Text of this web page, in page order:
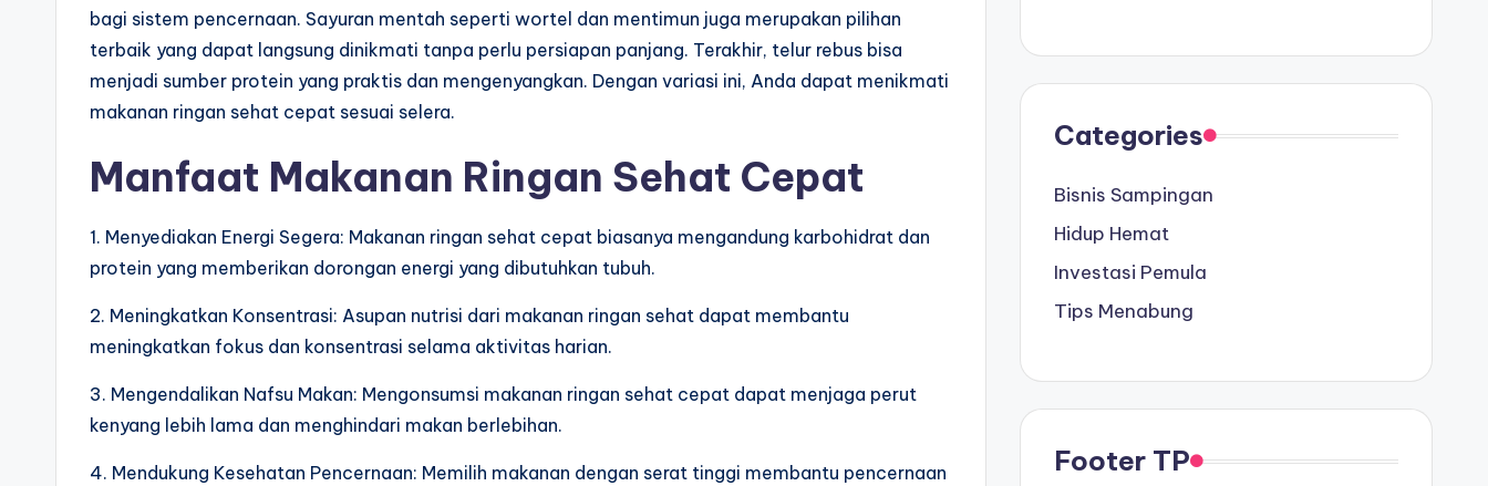
bagi sistem pencernaan. Sayuran mentah seperti wortel dan mentimun juga merupakan pilihan
terbaik yang dapat langsung dinikmati tanpa perlu persiapan panjang. Terakhir, telur rebus bisa
menjadi sumber protein yang praktis dan mengenyangkan. Dengan variasi ini, Anda dapat menikmati
makanan ringan sehat cepat sesuai selera.
Manfaat Makanan Ringan Sehat Cepat
1. Menyediakan Energi Segera: Makanan ringan sehat cepat biasanya mengandung karbohidrat dan
protein yang memberikan dorongan energi yang dibutuhkan tubuh.
2. Meningkatkan Konsentrasi: Asupan nutrisi dari makanan ringan sehat dapat membantu
meningkatkan fokus dan konsentrasi selama aktivitas harian.
3. Mengendalikan Nafsu Makan: Mengonsumsi makanan ringan sehat cepat dapat menjaga perut
kenyang lebih lama dan menghindari makan berlebihan.
4. Mendukung Kesehatan Pencernaan: Memilih makanan dengan serat tinggi membantu pencernaan
Categories
Bisnis Sampingan
Hidup Hemat
Investasi Pemula
Tips Menabung
Footer TP